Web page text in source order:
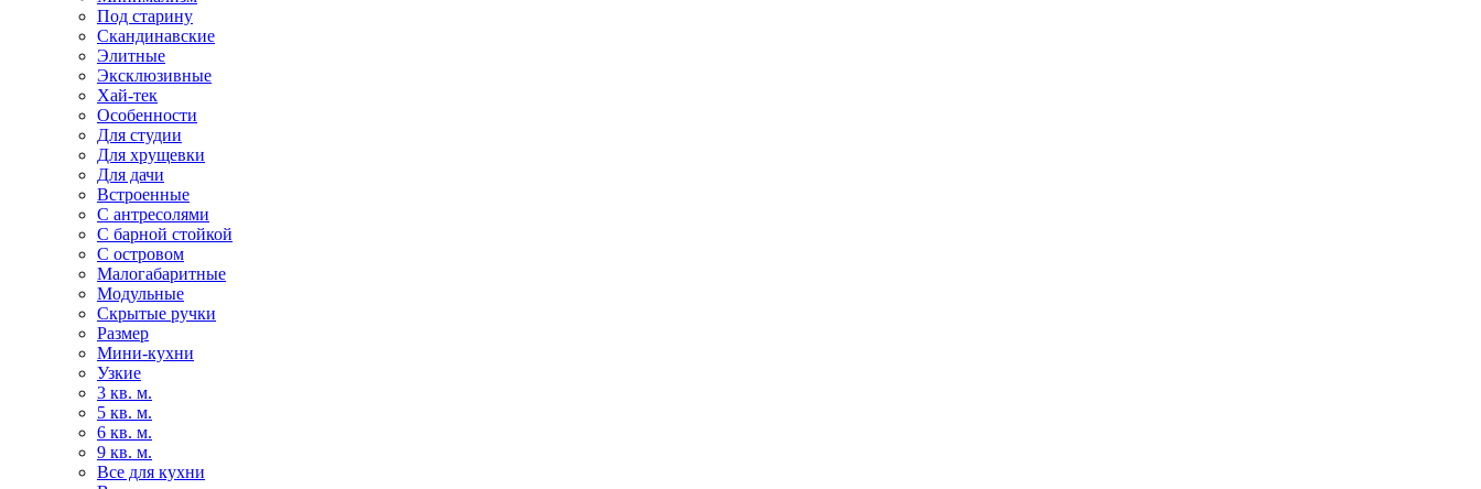
Под старину
Скандинавские
Элитные
Эксклюзивные
Хай-тек
Особенности
Для студии
Для хрущевки
Для дачи
Встроенные
С антресолями
С барной стойкой
С островом
Малогабаритные
Модульные
Скрытые ручки
Размер
Мини-кухни
Узкие
3 кв. м.
5 кв. м.
6 кв. м.
9 кв. м.
Все для кухни